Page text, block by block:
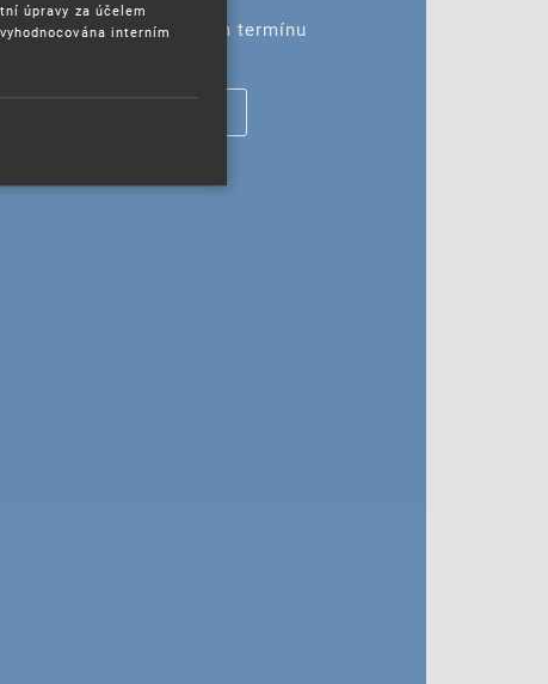
Žádné akce ve vybraném termínu
úpravy za účelem
interním